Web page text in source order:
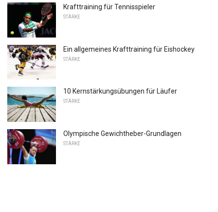
Krafttraining für Tennisspieler
STÄRKE
Ein allgemeines Krafttraining für Eishockey
STÄRKE
10 Kernstärkungsübungen für Läufer
STÄRKE
Olympische Gewichtheber-Grundlagen
STÄRKE